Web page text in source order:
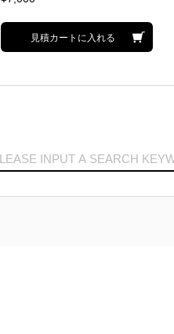
見積カートに入れる